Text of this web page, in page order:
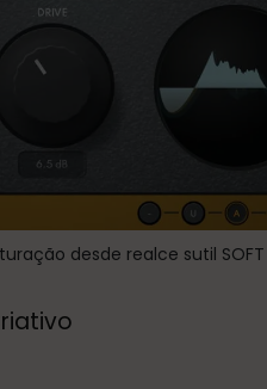
desde realce sutil